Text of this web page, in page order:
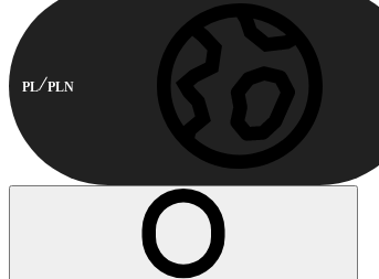
PL PLN